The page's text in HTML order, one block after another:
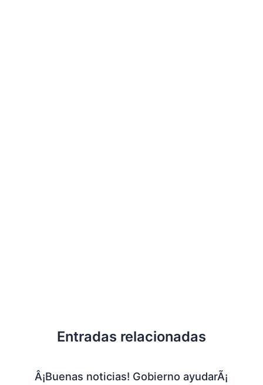
Entradas relacionadas
Â¡Buenas noticias! Gobierno ayudarÃ¡